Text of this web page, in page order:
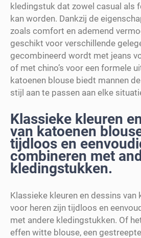
kledingstuk dat zowel casual als
kan worden. Dankzij de
zoals comfort en ademend
geschikt voor verschillende
gecombineerd wordt met jeans
of met chino’s voor een formele
katoenen blouse biedt mannen
stijl aan te passen aan elke
Klassieke kleuren
van katoenen
tijdloos en
combineren met
kledingstukken.
Klassieke kleuren en dessins van
voor heren zijn tijdloos en
met andere kledingstukken. Of
effen witte blouse, een